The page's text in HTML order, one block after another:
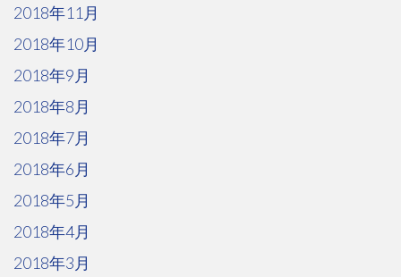
2018年11月
2018年10月
2018年9月
2018年8月
2018年7月
2018年6月
2018年5月
2018年4月
2018年3月